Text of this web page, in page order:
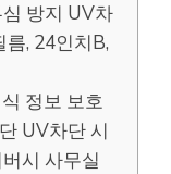
방지 UV차
, 24인치B,
정보 보호
UV차단 시
시 사무실